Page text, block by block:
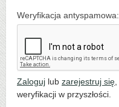
Weryfikacja antyspamowa:
Zaloguj lub zarejestruj się
weryfikacji w przyszłości.